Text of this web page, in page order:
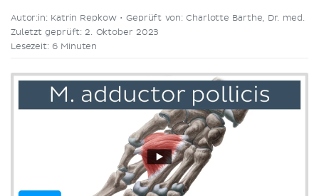
Autor:in: Katrin Repkow •Geprüft von: Charlotte Barthe, Dr. med.
Zuletzt geprüft: 2. Oktober 2023
Lesezeit: 6 Minuten